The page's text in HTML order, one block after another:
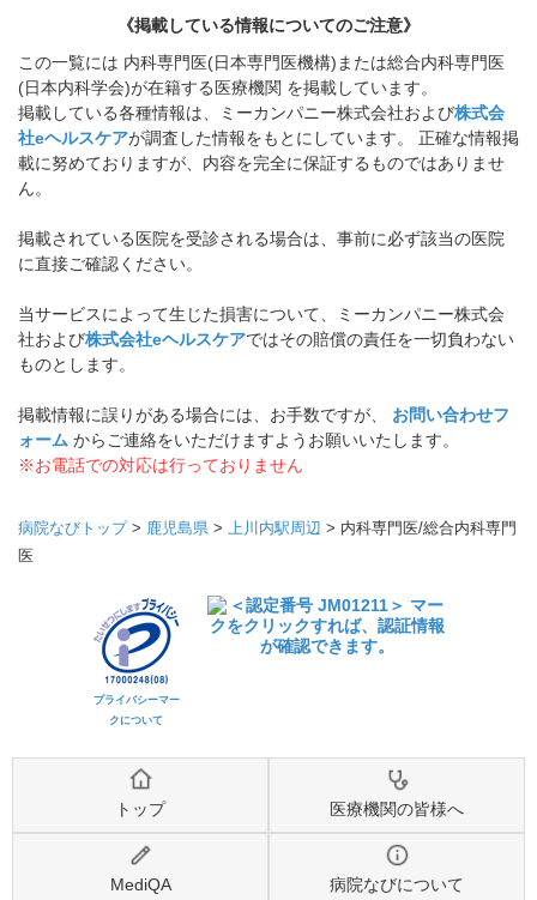
《掲載している情報についてのご注意》
この一覧には 内科専門医(日本専門医機構)または総合内科専門医
(日本内科学会)が在籍する医療機関 を掲載しています。
掲載している各種情報は、ミーカンパニー株式会社および株式会
社eヘルスケアが調査した情報をもとにしています。 正確な情報掲
載に努めておりますが、内容を完全に保証するものではありませ
ん。
掲載されている医院を受診される場合は、事前に必ず該当の医院
に直接ご確認ください。
当サービスによって生じた損害について、ミーカンパニー株式会
社および株式会社eヘルスケアではその賠償の責任を一切負わない
ものとします。
掲載情報に誤りがある場合には、お手数ですが、 お問い合わせフ
ォーム からご連絡をいただけますようお願いいたします。
※お電話での対応は行っておりません
病院なびトップ> 鹿児島県 > 上川内駅周辺 > 内科専門医/総合内科専門
医
プライバシーマー
クについて
トップ 医療機関の皆様へ
MediQA 病院なびについて